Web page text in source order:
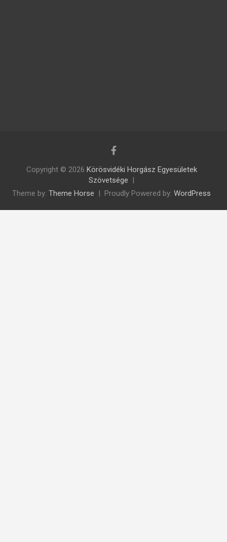
Copyright © 2026 Körösvidéki Horgász Egyesületek
Szövetsége
Theme by: Theme Horse Proudly Powered by: WordPress